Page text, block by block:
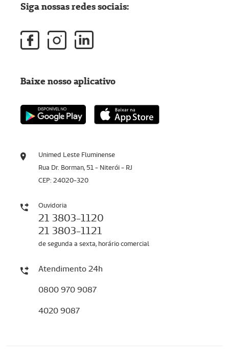
Unimed Leste Fluminense
Rua Dr. Borman, 51 - Niterói - RJ
CEP: 24020-320
Ouvidoria
21 3803-1120
21 3803-1121
de segunda a sexta, horário comercial
Atendimento 24h
0800 970 9087
4020 9087
Siga nossas redes sociais:
Baixe nosso aplicativo